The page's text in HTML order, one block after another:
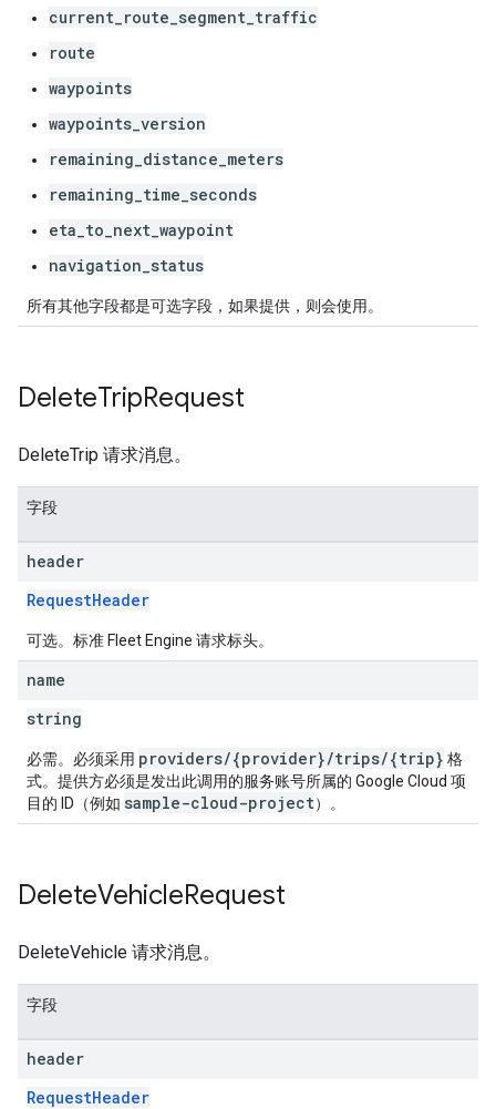
current_route_segment_traffic
route
waypoints
waypoints_version
remaining_distance_meters
remaining_time_seconds
eta_to_next_waypoint
navigation_status
所有其他字段都是可选字段，如果提供，则会使用。
DeleteTripRequest
DeleteTrip 请求消息。
字段
header
RequestHeader
可选。标准 Fleet Engine 请求标头。
name
string
必需。必须采用 providers/{provider}/trips/{trip} 格
式。提供方必须是发出此调用的服务账号所属的 Google Cloud 项
目的 ID（例如 sample-cloud-project）。
DeleteVehicleRequest
DeleteVehicle 请求消息。
字段
header
RequestHeader